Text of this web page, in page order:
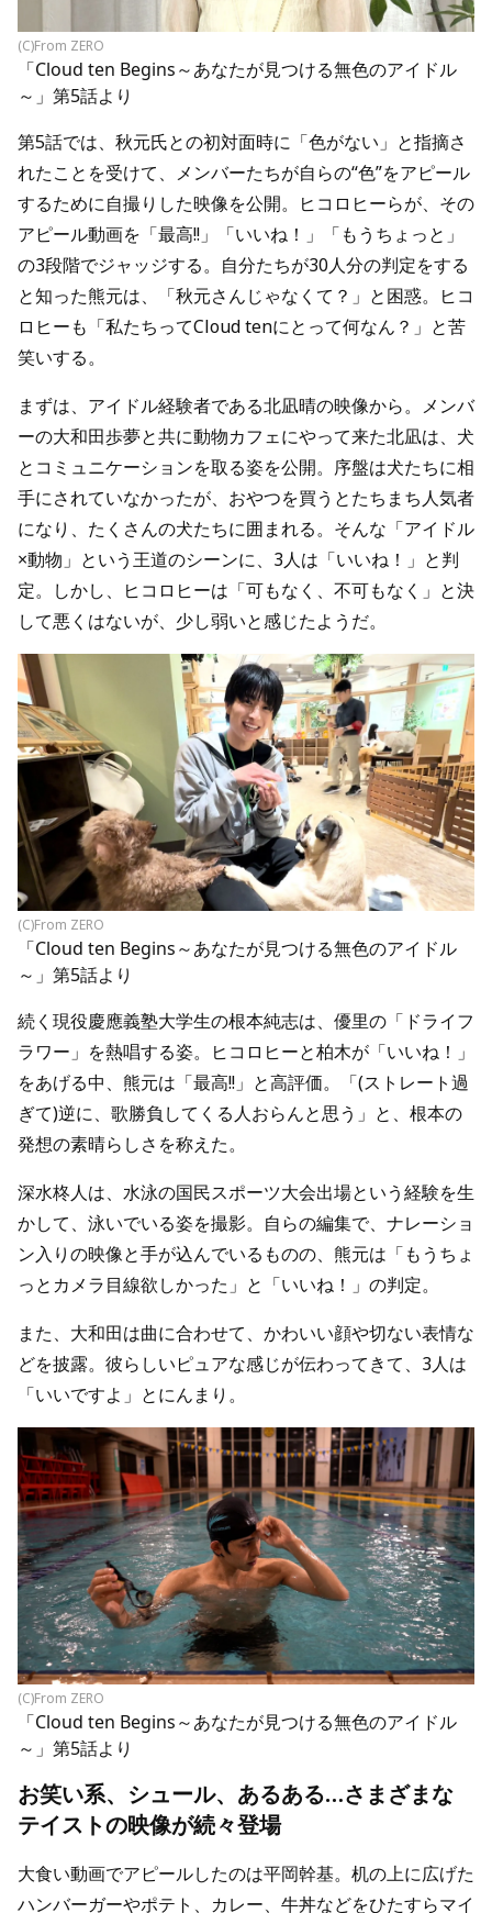
(C)From ZERO
「Cloud ten Begins～あなたが見つける無色のアイドル
～」第5話より
第5話では、秋元氏との初対面時に「色がない」と指摘さ
れたことを受けて、メンバーたちが自らの“色”をアピール
するために自撮りした映像を公開。ヒコロヒーらが、その
アピール動画を「最高!!」「いいね！」「もうちょっと」
の3段階でジャッジする。自分たちが30人分の判定をする
と知った熊元は、「秋元さんじゃなくて？」と困惑。ヒコ
ロヒーも「私たちってCloud tenにとって何なん？」と苦
笑いする。
まずは、アイドル経験者である北凪晴の映像から。メンバ
ーの大和田歩夢と共に動物カフェにやって来た北凪は、犬
とコミュニケーションを取る姿を公開。序盤は犬たちに相
手にされていなかったが、おやつを買うとたちまち人気者
になり、たくさんの犬たちに囲まれる。そんな「アイドル
×動物」という王道のシーンに、3人は「いいね！」と判
定。しかし、ヒコロヒーは「可もなく、不可もなく」と決
して悪くはないが、少し弱いと感じたようだ。
(C)From ZERO
「Cloud ten Begins～あなたが見つける無色のアイドル
～」第5話より
続く現役慶應義塾大学生の根本純志は、優里の「ドライフ
ラワー」を熱唱する姿。ヒコロヒーと柏木が「いいね！」
をあげる中、熊元は「最高!!」と高評価。「(ストレート過
ぎて)逆に、歌勝負してくる人おらんと思う」と、根本の
発想の素晴らしさを称えた。
深水柊人は、水泳の国民スポーツ大会出場という経験を生
かして、泳いでいる姿を撮影。自らの編集で、ナレーショ
ン入りの映像と手が込んでいるものの、熊元は「もうちょ
っとカメラ目線欲しかった」と「いいね！」の判定。
また、大和田は曲に合わせて、かわいい顔や切ない表情な
どを披露。彼らしいピュアな感じが伝わってきて、3人は
「いいですよ」とにんまり。
(C)From ZERO
「Cloud ten Begins～あなたが見つける無色のアイドル
～」第5話より
お笑い系、シュール、あるある…さまざまな
テイストの映像が続々登場
大食い動画でアピールしたのは平岡幹基。机の上に広げた
ハンバーガーやポテト、カレー、牛丼などをひたすらマイ